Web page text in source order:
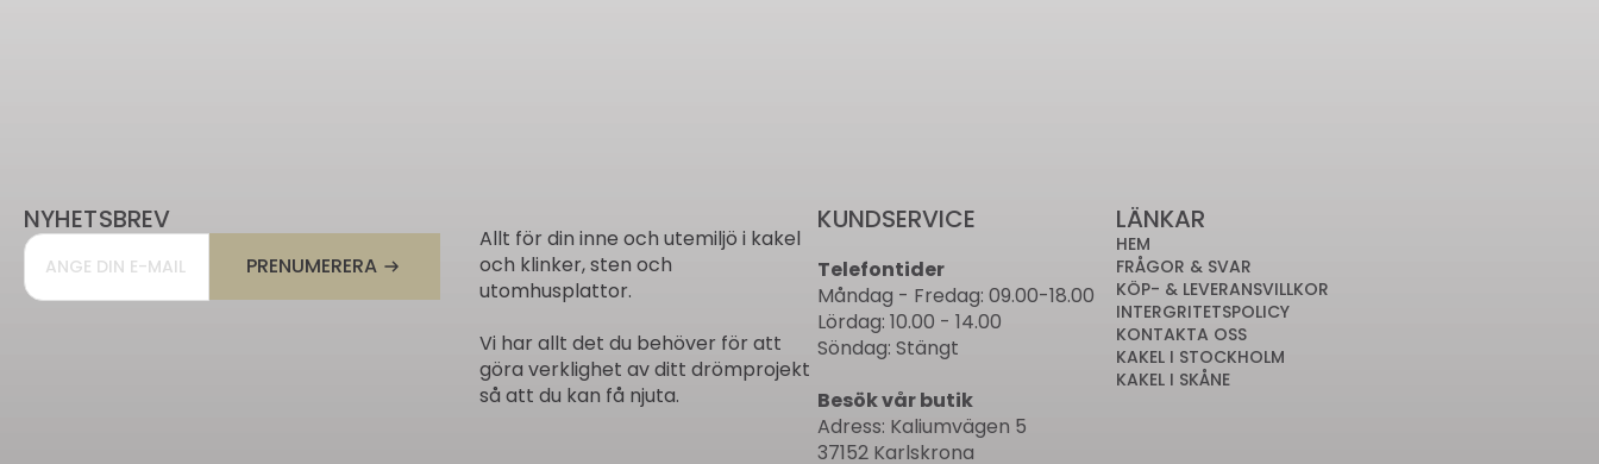
NYHETSBREV
Email
PRENUMERERA
Allt för din inne och utemiljö i kakel
och klinker, sten och
utomhusplattor.
Vi har allt det du behöver för att
göra verklighet av ditt drömprojekt
så att du kan få njuta.
KUNDSERVICE
Telefontider
Måndag - Fredag: 09.00-18.00
Lördag: 10.00 - 14.00
Söndag: Stängt
Besök vår butik
Adress: Kaliumvägen 5
37152 Karlskrona
LÄNKAR
HEM
FRÅGOR & SVAR
KÖP- & LEVERANSVILLKOR
INTERGRITETSPOLICY
KONTAKTA OSS
KAKEL I STOCKHOLM
KAKEL I SKÅNE